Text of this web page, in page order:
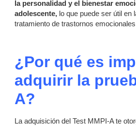
la personalidad y el bienestar
adolescente, lo que puede ser útil en
tratamiento de trastornos
¿Por qué es
adquirir la
A?
La adquisición del Test MMPI-A te